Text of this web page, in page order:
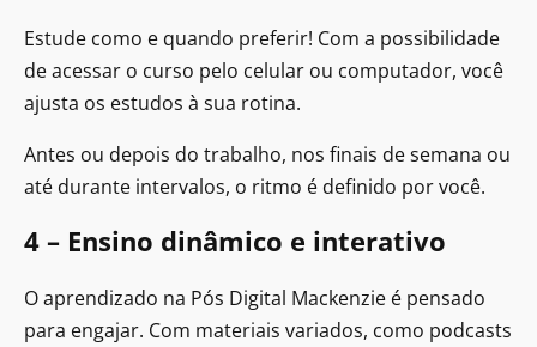
Estude como e quando preferir! Com a possibilidade
de acessar o curso pelo celular ou computador, você
ajusta os estudos à sua rotina.
Antes ou depois do trabalho, nos finais de semana ou
até durante intervalos, o ritmo é definido por você.
4 – Ensino dinâmico e interativo
O aprendizado na Pós Digital Mackenzie é pensado
para engajar. Com materiais variados, como podcasts